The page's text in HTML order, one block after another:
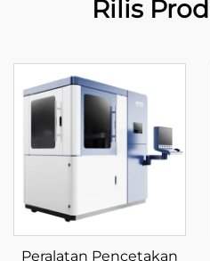
Rilis
Peralatan Pencetakan